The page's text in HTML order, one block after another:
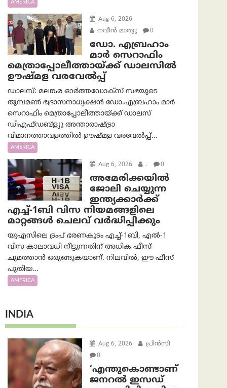
AMERICA
Aug 6, 2026
നവീൻ മാത്യു
0
ഡോ. എബ്രഹാം
മാർ സെറാഫിം
മെത്രാപ്പോലീത്തായ്ക്ക് ഡാലസിൽ
ഊഷ്മള വരവേൽപ്പ്
ഡാലസ്: മലങ്കര ഓർത്തഡോക്സ് സഭയുടെ
തുമ്പമൺ ഭദ്രാസനാധ്യക്ഷൻ ഡോ.എബ്രഹാം മാർ
സെറാഫിം മെത്രാപ്പോലീത്തായ്ക്ക് ഡാലസ്
ഡിഎഫ്ഡബ്ള്യു അന്താരാഷ്ട്രാ
വിമാനത്താവളത്തിൽ ഊഷ്മള വരവേൽപ്പ്...
AMERICA
Aug 6, 2026 . 0
അമേരിക്കയില്‍
ജോലി ചെയ്യുന്ന
ഇന്ത്യക്കാർക്ക്
എച്ച്-1ബി വിസ നിയമങ്ങളിലെ
മാറ്റങ്ങൾ ചെലവ് വർദ്ധിപ്പിക്കും
യുഎസിലെ ട്രംപ് ഭരണകൂടം എച്ച്-1ബി, എൽ-1
വിസ കാലാവധി നീട്ടുന്നതിന് അധിക ഫീസ്
ചുമത്താൻ ഒരുങ്ങുകയാണ്. നിലവിൽ, ഈ ഫീസ്
പുതിയ...
AMERICA
INDIA
Aug 6, 2026
പ്രിന്‍സി
0
‘എന്തുകൊണ്ടാണ്
ജനറൽ ഇസഡ്